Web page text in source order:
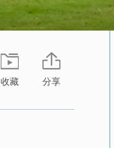
收藏 分享